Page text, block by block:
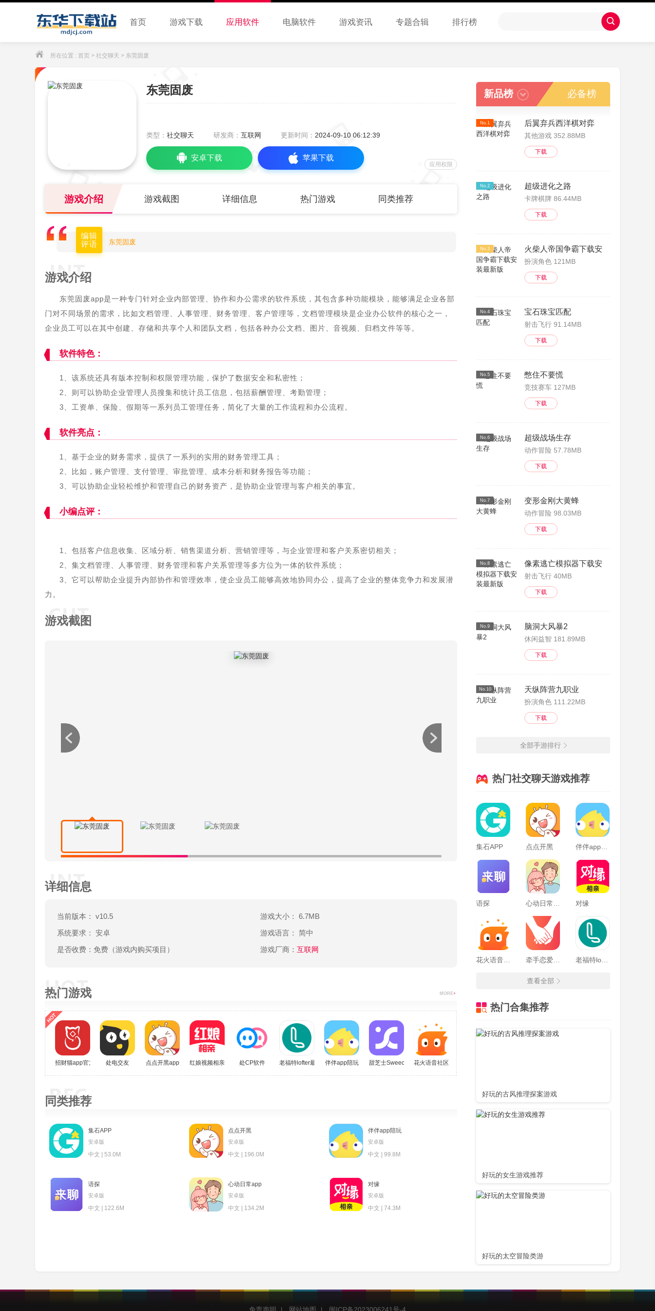
首页 游戏下载 应用软件 电脑软件 游戏资讯 专题合辑 排行榜
所在位置 : 首页 > 社交聊天 > 东莞固废
东莞固废
类型： 社交聊天 研发商： 互联网 更新时间： 2024-09-10 06:12:39
安卓下载 苹果下载
应用权限
游戏介绍 游戏截图 详细信息 热门游戏 同类推荐
编辑
评语
东莞固废
游戏介绍
东莞固废app是一种专门针对企业内部管理、协作和办公需求的软件系统，其包含多种功能模块，能够满足企业各部
门对不同场景的需求，比如文档管理、人事管理、财务管理、客户管理等，文档管理模块是企业办公软件的核心之一，
企业员工可以在其中创建、存储和共享个人和团队文档，包括各种办公文档、图片、音视频、归档文件等等。
软件特色：
1、该系统还具有版本控制和权限管理功能，保护了数据安全和私密性；
2、则可以协助企业管理人员搜集和统计员工信息，包括薪酬管理、考勤管理；
3、工资单、保险、假期等一系列员工管理任务，简化了大量的工作流程和办公流程。
软件亮点：
1、基于企业的财务需求，提供了一系列的实用的财务管理工具；
2、比如，账户管理、支付管理、审批管理、成本分析和财务报告等功能；
3、可以协助企业轻松维护和管理自己的财务资产，是协助企业管理与客户相关的事宜。
小编点评：
1、包括客户信息收集、区域分析、销售渠道分析、营销管理等，与企业管理和客户关系密切相关；
2、集文档管理、人事管理、财务管理和客户关系管理等多方位为一体的软件系统；
3、它可以帮助企业提升内部协作和管理效率，使企业员工能够高效地协同办公，提高了企业的整体竞争力和发展潜
力。
游戏截图
详细信息
当前版本： v10.5
游戏大小： 6.7MB
系统要求： 安卓
游戏语言： 简中
是否收费：免费（游戏内购买项目）
游戏厂商： 互联网
热门游戏 MORE+
招财猫app官方版 处电交友 点点开黑app 红娘视频相亲 处CP软件 老福特lofter最新版伴伴app陪玩 甜芝士Sweech 花火语音社区
同类推荐
集石APP
安卓版
中文 | 53.0M
点点开黑
安卓版
中文 | 196.0M
伴伴app陪玩
安卓版
中文 | 99.8M
语探
安卓版
中文 | 122.6M
心动日常app
安卓版
中文 | 134.2M
对缘
安卓版
中文 | 74.3M
新品榜 必备榜
No.1 后翼弃兵西洋棋对弈
其他游戏 352.88MB
下载
No.2 超级进化之路
卡牌棋牌 86.44MB
下载
No.3 火柴人帝国争霸下载安装最新版
扮演角色 121MB
下载
No.4 宝石珠宝匹配
射击飞行 91.14MB
下载
No.5 憋住不要慌
竞技赛车 127MB
下载
No.6 超级战场生存
动作冒险 57.78MB
下载
No.7 变形金刚大黄蜂
动作冒险 98.03MB
下载
No.8 像素逃亡模拟器下载安装最新版
射击飞行 40MB
下载
No.9 脑洞大风暴2
休闲益智 181.89MB
下载
No.10 天纵阵营九职业
扮演角色 111.22MB
下载
全部手游排行
热门社交聊天游戏推荐
集石APP 点点开黑
语探 对缘
查看全部
热门合集推荐
好玩的古风推理探案游戏
好玩的女生游戏推荐
好玩的太空冒险类游